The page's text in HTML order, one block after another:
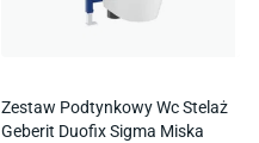
Zestaw Podtynkowy Wc Stelaż
Geberit Duofix Sigma Miska